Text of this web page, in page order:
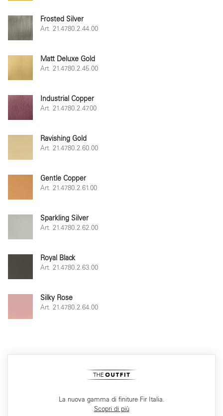
Frosted Silver
Art. 21.4780.2.44.00
Matt Deluxe Gold
Art. 21.4780.2.45.00
Industrial Copper
Art. 21.4780.2.47.00
Ravishing Gold
Art. 21.4780.2.60.00
Gentle Copper
Art. 21.4780.2.61.00
Sparkling Silver
Art. 21.4780.2.62.00
Royal Black
Art. 21.4780.2.63.00
Silky Rose
Art. 21.4780.2.64.00
La nuova gamma di finiture Fir Italia.
Scopri di più